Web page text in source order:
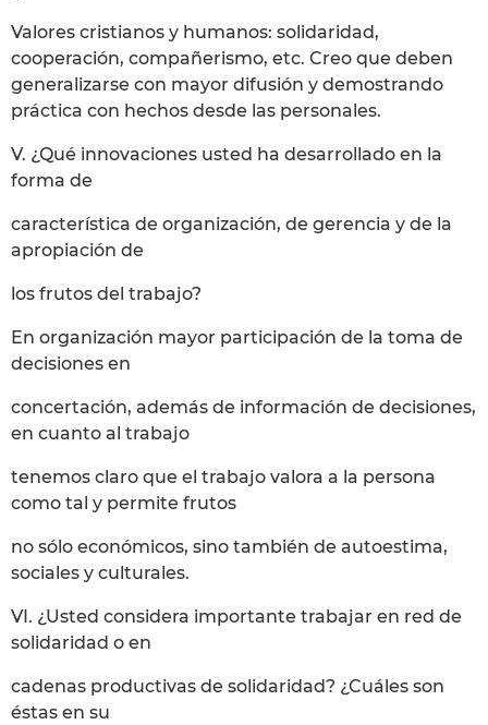
Valores cristianos y humanos: solidaridad,
cooperación, compañerismo, etc. Creo que deben
generalizarse con mayor difusión y demostrando
práctica con hechos desde las personales.
V. ¿Qué innovaciones usted ha desarrollado en la
forma de
característica de organización, de gerencia y de la
apropiación de
los frutos del trabajo?
En organización mayor participación de la toma de
decisiones en
concertación, además de información de decisiones,
en cuanto al trabajo
tenemos claro que el trabajo valora a la persona
como tal y permite frutos
no sólo económicos, sino también de autoestima,
sociales y culturales.
VI. ¿Usted considera importante trabajar en red de
solidaridad o en
cadenas productivas de solidaridad? ¿Cuáles son
éstas en su